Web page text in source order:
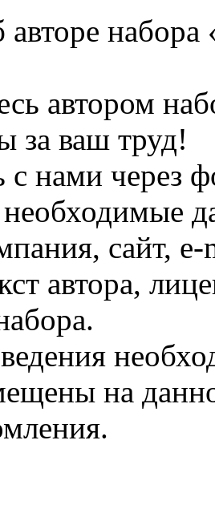
набора
автором
за ваш труд!
с нами через
необходимые
сайт, e-
автора,
на